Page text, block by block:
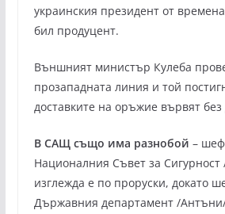
украинския президент от
бил продуцент.
Външният министър Кулеба
прозападната линия и той
доставките на оръжие вървят без
В САЩ също има разнобой –
Националния Съвет за
изглежда е по проруски, докато
Държавния департамент /